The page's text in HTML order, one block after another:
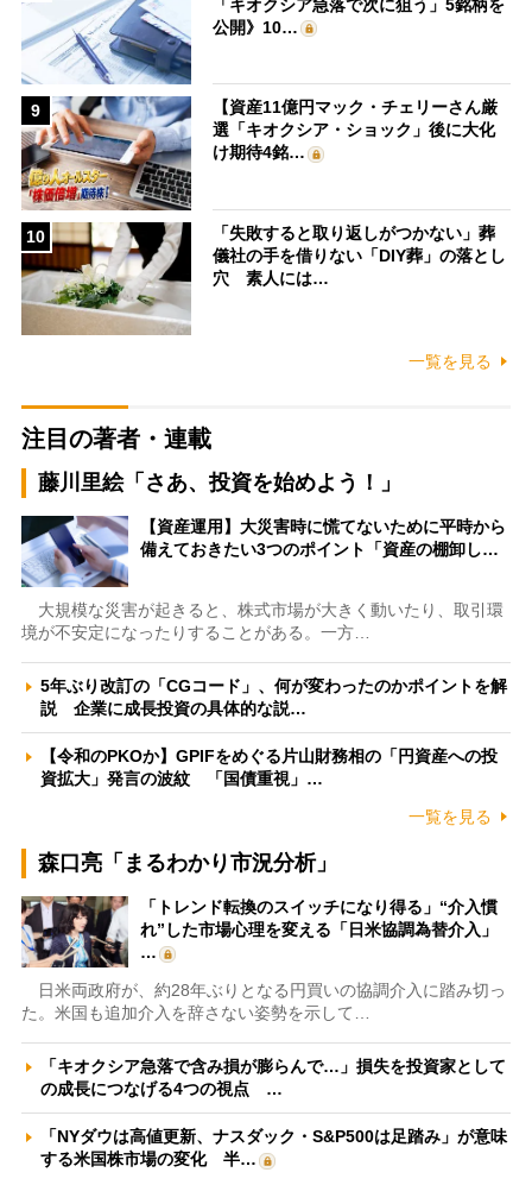
「キオクシア急落で次に狙う」5銘柄を
公開》10…
9
【資産11億円マック・チェリーさん厳
選「キオクシア・ショック」後に大化
け期待4銘…
10
「失敗すると取り返しがつかない」葬
儀社の手を借りない「DIY葬」の落とし
穴 素人には…
一覧を見る
注目の著者・連載
藤川里絵「さあ、投資を始めよう！」
【資産運用】大災害時に慌てないために平時から
備えておきたい3つのポイント「資産の棚卸し…
大規模な災害が起きると、株式市場が大きく動いたり、取引環
境が不安定になったりすることがある。一方…
5年ぶり改訂の「CGコード」、何が変わったのかポイントを解
説 企業に成長投資の具体的な説…
【令和のPKOか】GPIFをめぐる片山財務相の「円資産への投
資拡大」発言の波紋 「国債重視」…
一覧を見る
森口亮「まるわかり市況分析」
「トレンド転換のスイッチになり得る」“介入慣
れ”した市場心理を変える「日米協調為替介入」
…
日米両政府が、約28年ぶりとなる円買いの協調介入に踏み切っ
た。米国も追加介入を辞さない姿勢を示して…
「キオクシア急落で含み損が膨らんで…」損失を投資家として
の成長につなげる4つの視点 …
「NYダウは高値更新、ナスダック・S&P500は足踏み」が意味
する米国株市場の変化 半…